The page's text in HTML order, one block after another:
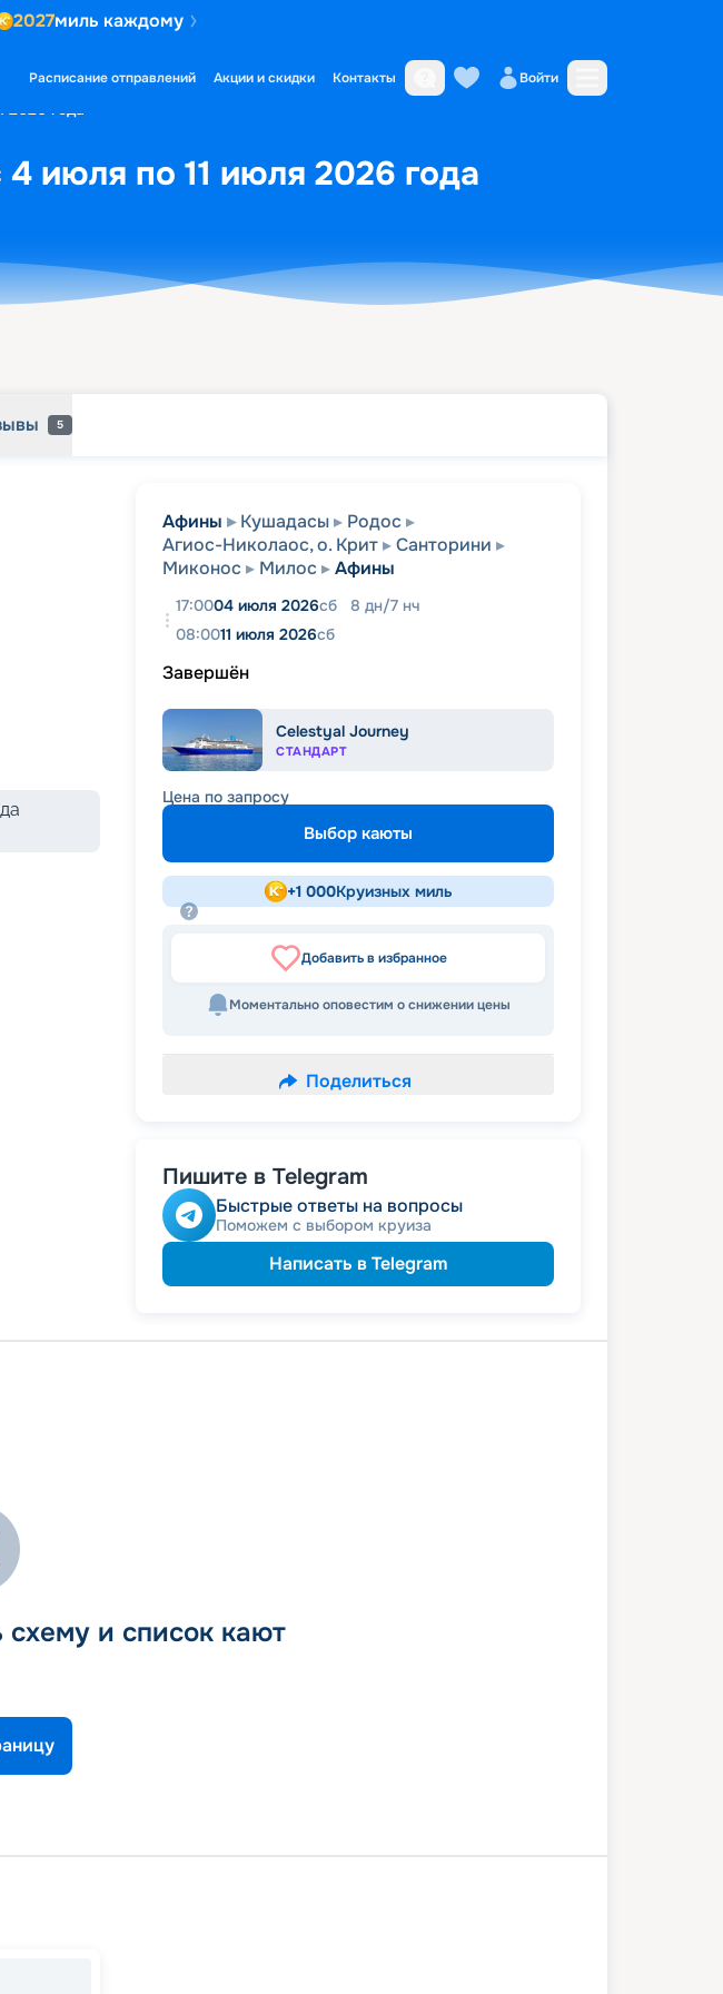
2027миль каждому
Расписание отправлений Акции и скидки Контакты Войти
2026 года
июля по 11 июля 2026 года
5
Афины Кушадасы
Родос
Агиос-Николаос, о. Крит
Санторини
Миконос
Милос Афины
17:0004 июля 2026сб 8 дн/7 нч
08:0011 июля 2026сб
Завершён
Celestyal Journey
СТАНДАРТ
Цена по запросу
Выбор каюты
+1 000Круизных миль
Добавить в избранное
Моментально оповестим о снижении цены
Поделиться
Пишите в Telegram
Быстрые ответы на вопросы
Поможем с выбором круиза
Написать в Telegram
схему и список кают